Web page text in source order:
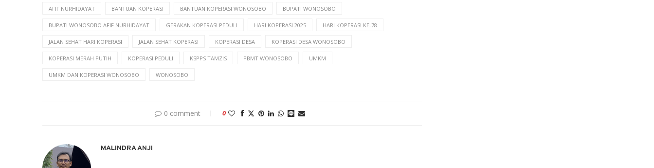
AFIF NURHIDAYAT BANTUAN KOPERASI BANTUAN KOPERASI WONOSOBO BUPATI WONOSOBO
BUPATI WONOSOBO AFIF NURHIDAYAT GERAKAN KOPERASI PEDULI HARI KOPERASI 2025 HARI KOPERASI KE-78
JALAN SEHAT HARI KOPERASI JALAN SEHAT KOPERASI KOPERASI DESA KOPERASI DESA WONOSOBO
KOPERASI MERAH PUTIH KOPERASI PEDULI KSPPS TAMZIS PBMT WONOSOBO UMKM
UMKM DAN KOPERASI WONOSOBO WONOSOBO
0 comment 0
MALINDRA ANJI